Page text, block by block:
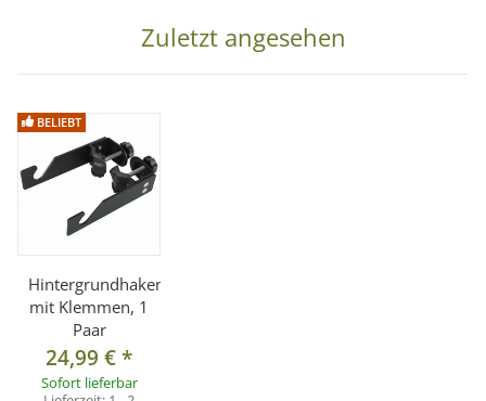
Zuletzt angesehen
BELIEBT
Hintergrundhaken
mit Klemmen, 1
Paar
24,99 €*
Sofort lieferbar